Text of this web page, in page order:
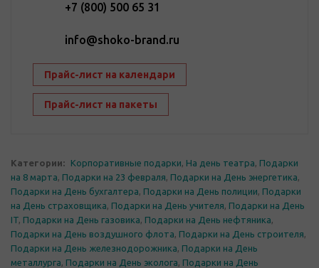
+7 (800) 500 65 31
info@shoko-brand.ru
Прайс-лист на календари
Прайс-лист на пакеты
Категории: Корпоративные подарки, На день театра, Подарки
на 8 марта, Подарки на 23 февраля, Подарки на День энергетика,
Подарки на День бухгалтера, Подарки на День полиции, Подарки
на День страховщика, Подарки на День учителя, Подарки на День
IT, Подарки на День газовика, Подарки на День нефтяника,
Подарки на День воздушного флота, Подарки на День строителя,
Подарки на День железнодорожника, Подарки на День
металлурга, Подарки на День эколога, Подарки на День